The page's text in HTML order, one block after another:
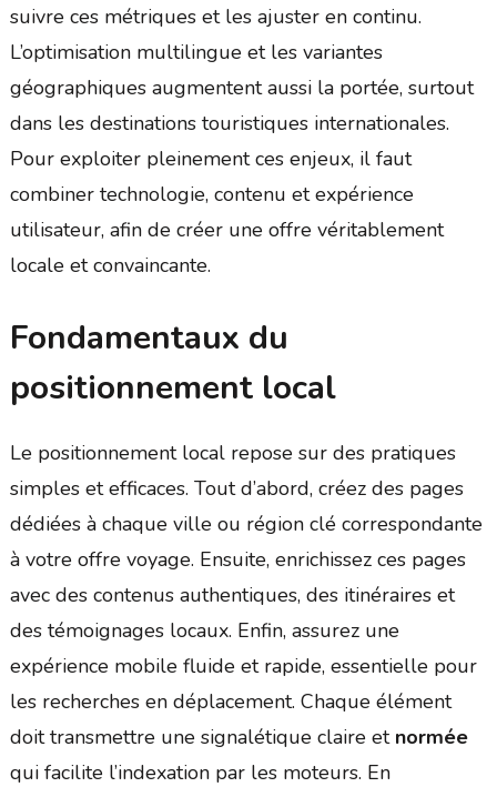
suivre ces métriques et les ajuster en continu.
L’optimisation multilingue et les variantes
géographiques augmentent aussi la portée, surtout
dans les destinations touristiques internationales.
Pour exploiter pleinement ces enjeux, il faut
combiner technologie, contenu et expérience
utilisateur, afin de créer une offre véritablement
locale et convaincante.
Fondamentaux du
positionnement local
Le positionnement local repose sur des pratiques
simples et efficaces. Tout d’abord, créez des pages
dédiées à chaque ville ou région clé correspondante
à votre offre voyage. Ensuite, enrichissez ces pages
avec des contenus authentiques, des itinéraires et
des témoignages locaux. Enfin, assurez une
expérience mobile fluide et rapide, essentielle pour
les recherches en déplacement. Chaque élément
doit transmettre une signalétique claire et normée
qui facilite l’indexation par les moteurs. En